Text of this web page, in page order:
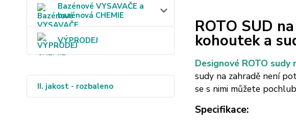
Bazénové VYSAVAČE a
bazénová CHEMIE
VÝPRODEJ
II. jakost - rozbaleno
ROTO SUD
kohoutek a
Designové ROTO
sudy na zahradě není
se s nimi můžete
Specifikace: